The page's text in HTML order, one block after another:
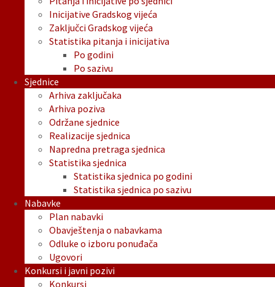
Inicijative Gradskog vijeća
Zaključci Gradskog vijeća
Statistika pitanja i inicijativa
Po godini
Po sazivu
Sjednice
Arhiva zaključaka
Arhiva poziva
Održane sjednice
Realizacije sjednica
Napredna pretraga sjednica
Statistika sjednica
Statistika sjednica po godini
Statistika sjednica po sazivu
Nabavke
Plan nabavki
Obavještenja o nabavkama
Odluke o izboru ponuđača
Ugovori
Konkursi i javni pozivi
Konkursi